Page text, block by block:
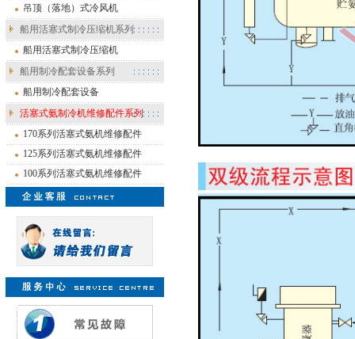
吊顶（落地）式冷风机
船用活塞式制冷压缩机系列
船用活塞式制冷压缩机
船用制冷配套设备系列
船用制冷配套设备
活塞式氨制冷机维修配件系列
170系列活塞式氨机维修配件
125系列活塞式氨机维修配件
100系列活塞式氨机维修配件